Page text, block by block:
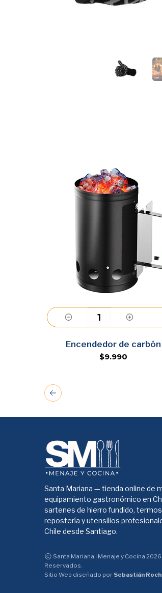
Agregar
Encendedor de carbón
$9.990
Santa Mariana — tienda online de
equipamiento gastronómico en
sartenes de hierro fundido,
repostería y utensilios
Chile desde Santiago.
Santa Mariana | Menaje y Cocina
Reservados.
Sitio Web diseñado por Sebastián